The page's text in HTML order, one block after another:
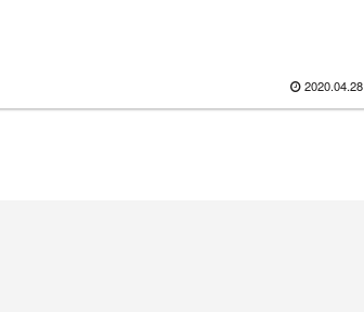
2020.04.28